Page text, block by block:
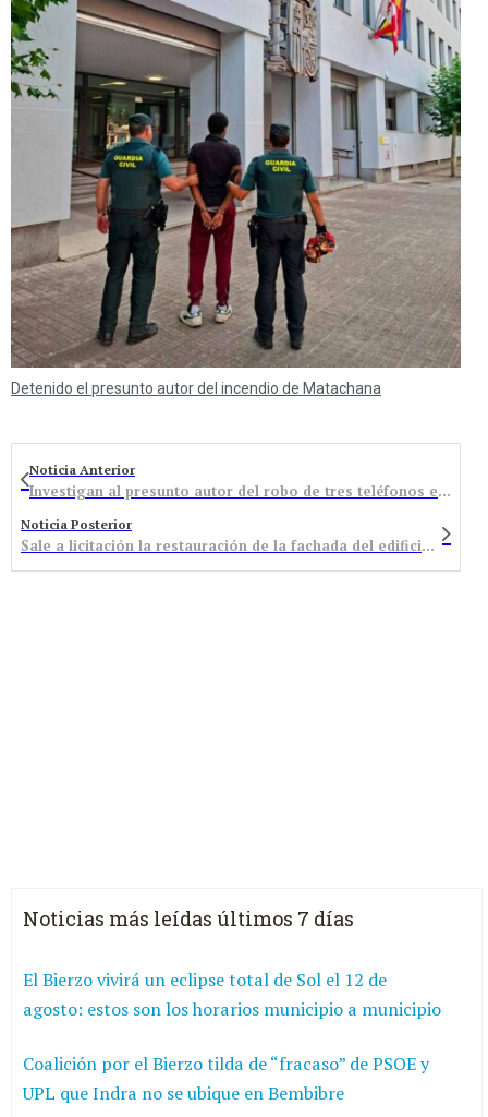
Detenido el presunto autor del incendio de Matachana
Noticia Anterior
Investigan al presunto autor del robo de tres teléfonos en un pub de Bembibre la noche de Reyes
Noticia Posterior
Sale a licitación la restauración de la fachada del edificio Villarejo y renovación de redes en Bembibre
Noticias más leídas últimos 7 días
El Bierzo vivirá un eclipse total de Sol el 12 de
agosto: estos son los horarios municipio a municipio
Coalición por el Bierzo tilda de “fracaso” de PSOE y
UPL que Indra no se ubique en Bembibre